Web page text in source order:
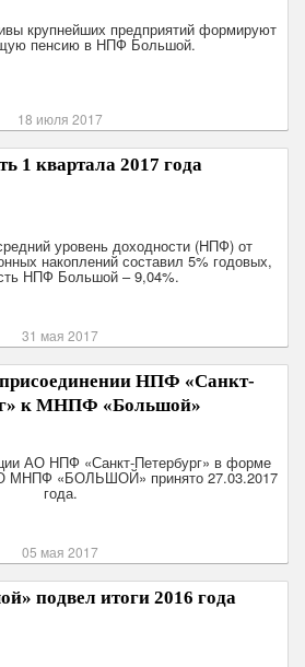
крупнейших предприятий формируют
пенсию в НПФ Большой.
18 июля 2017
1 квартала 2017 года
уровень доходности (НПФ) от
накоплений составил 5% годовых,
НПФ Большой – 9,04%.
31 мая 2017
НПФ «Санкт-
к МНПФ «Большой»
АО НПФ «Санкт-Петербург» в форме
МНПФ «БОЛЬШОЙ» принято 27.03.2017
года.
05 мая 2017
подвел итоги 2016 года